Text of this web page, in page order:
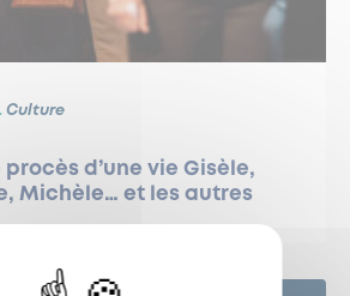
Culture
procès d’une vie Gisèle,
Michèle… et les autres